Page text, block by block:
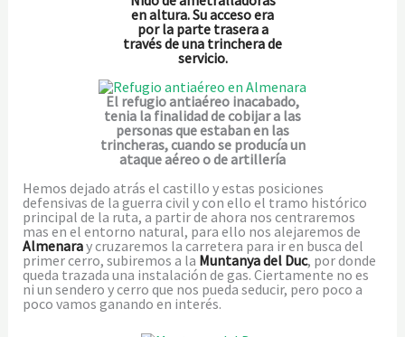
en altura. Su acceso era
por la parte trasera a
través de una trinchera de
servicio.
El refugio antiaéreo inacabado,
tenia la finalidad de cobijar a las
personas que estaban en las
trincheras, cuando se producía un
ataque aéreo o de artillería
Hemos dejado atrás el castillo y estas posiciones
defensivas de la guerra civil y con ello el tramo histórico
principal de la ruta, a partir de ahora nos centraremos
mas en el entorno natural, para ello nos alejaremos de
Almenaray cruzaremos la carretera para ir en busca del
primer cerro, subiremos a la Muntanya del Duc, por donde
queda trazada una instalación de gas. Ciertamente no es
ni un sendero y cerro que nos pueda seducir, pero poco a
poco vamos ganando en interés.